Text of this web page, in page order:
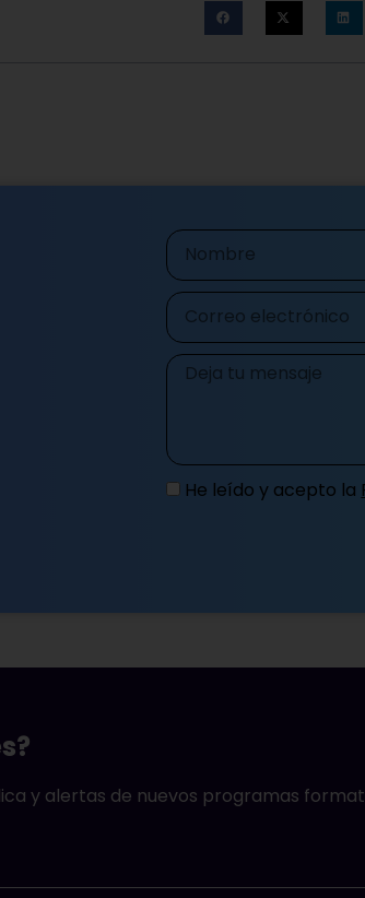
Nombre
Correo
electrónico
Mensaje
He leído y acepto la
y alertas de nuevos programas